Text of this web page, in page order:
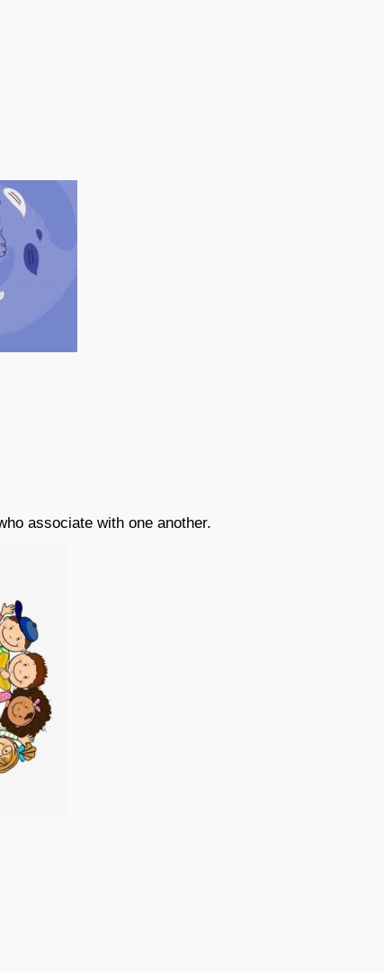
associate with one another.